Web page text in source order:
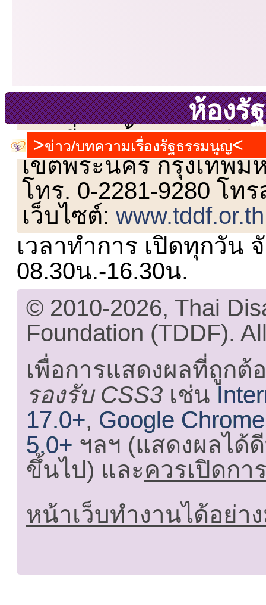
ห้องรั
ข่าว/บทความเรื่องรัฐธรรมนูญ
เลขที่ 23 ชั้น 2 ถนนวิ
เขตพระนคร กรุงเทพม
โทร. 0-2281-9280 โท
เว็บไซต์:www.tddf.or.th
เวลาทำการ เปิดทุกวัน
08.30น.-16.30น.
© 2010-2026, Thai
Foundation (TDDF).
เพื่อการแสดงผลที่ถูกต้
รองรับ CSS3 เช่น
17.0+, Google
5.0+ ฯลฯ (แสดงผลได้
ขึ้นไป) และควรเปิดกา
หน้าเว็บทำงานได้อย่า